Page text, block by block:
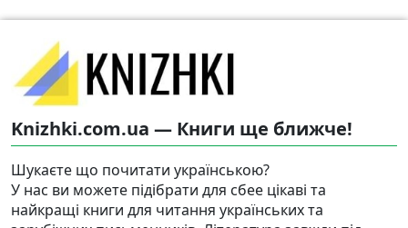
Knizhki.com.ua — Книги ще ближче!
Шукаєте що почитати українською?
У нас ви можете підібрати для сбее цікаві та
найкращі книги для читання українських та